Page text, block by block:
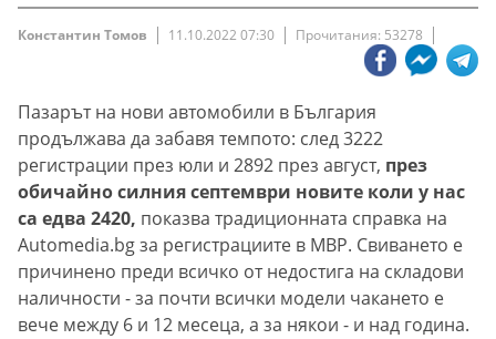
Константин Томов 11.10.2022 07:30 Прочитания: 53278
Пазарът на нови автомобили в България
продължава да забавя темпото: след 3222
регистрации през юли и 2892 през август, през
обичайно силния септември новите коли у нас
са едва 2420, показва традиционната справка на
Automedia.bg за регистрациите в МВР. Свиването е
причинено преди всичко от недостига на складови
наличности - за почти всички модели чакането е
вече между 6 и 12 месеца, а за някои - и над година.